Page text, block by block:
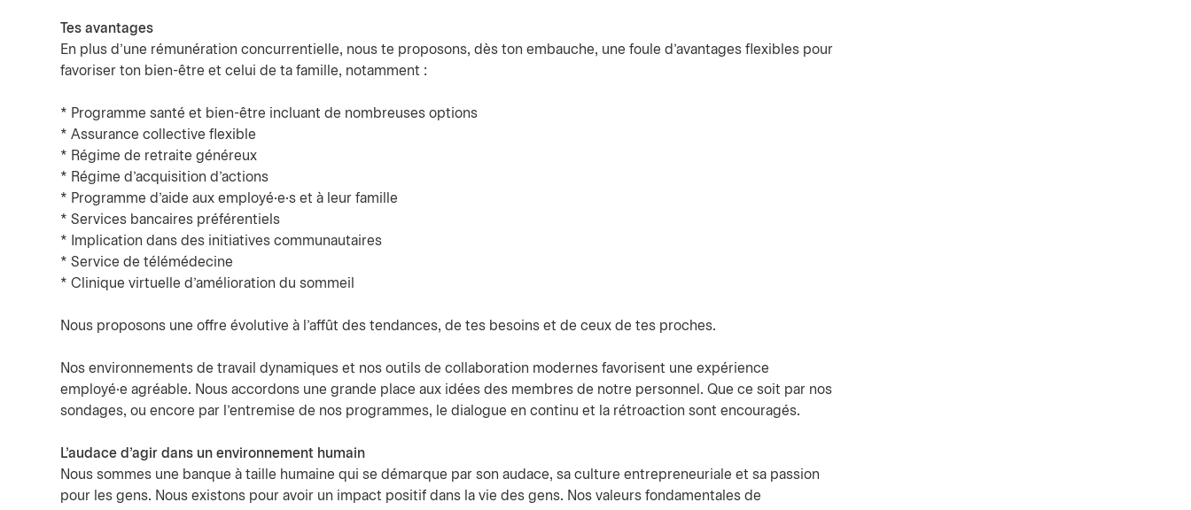
Tes avantages
En plus d’une rémunération concurrentielle, nous te proposons, dès ton embauche, une foule d’avantages flexibles pour
favoriser ton bien-être et celui de ta famille, notamment :
* Programme santé et bien-être incluant de nombreuses options
* Assurance collective flexible
* Régime de retraite généreux
* Régime d’acquisition d’actions
* Programme d’aide aux employé·e·s et à leur famille
* Services bancaires préférentiels
* Implication dans des initiatives communautaires
* Service de télémédecine
* Clinique virtuelle d’amélioration du sommeil
Nous proposons une offre évolutive à l’affût des tendances, de tes besoins et de ceux de tes proches.
Nos environnements de travail dynamiques et nos outils de collaboration modernes favorisent une expérience
employé·e agréable. Nous accordons une grande place aux idées des membres de notre personnel. Que ce soit par nos
sondages, ou encore par l’entremise de nos programmes, le dialogue en continu et la rétroaction sont encouragés.
L'audace d'agir dans un environnement humain
Nous sommes une banque à taille humaine qui se démarque par son audace, sa culture entrepreneuriale et sa passion
pour les gens. Nous existons pour avoir un impact positif dans la vie des gens. Nos valeurs fondamentales de